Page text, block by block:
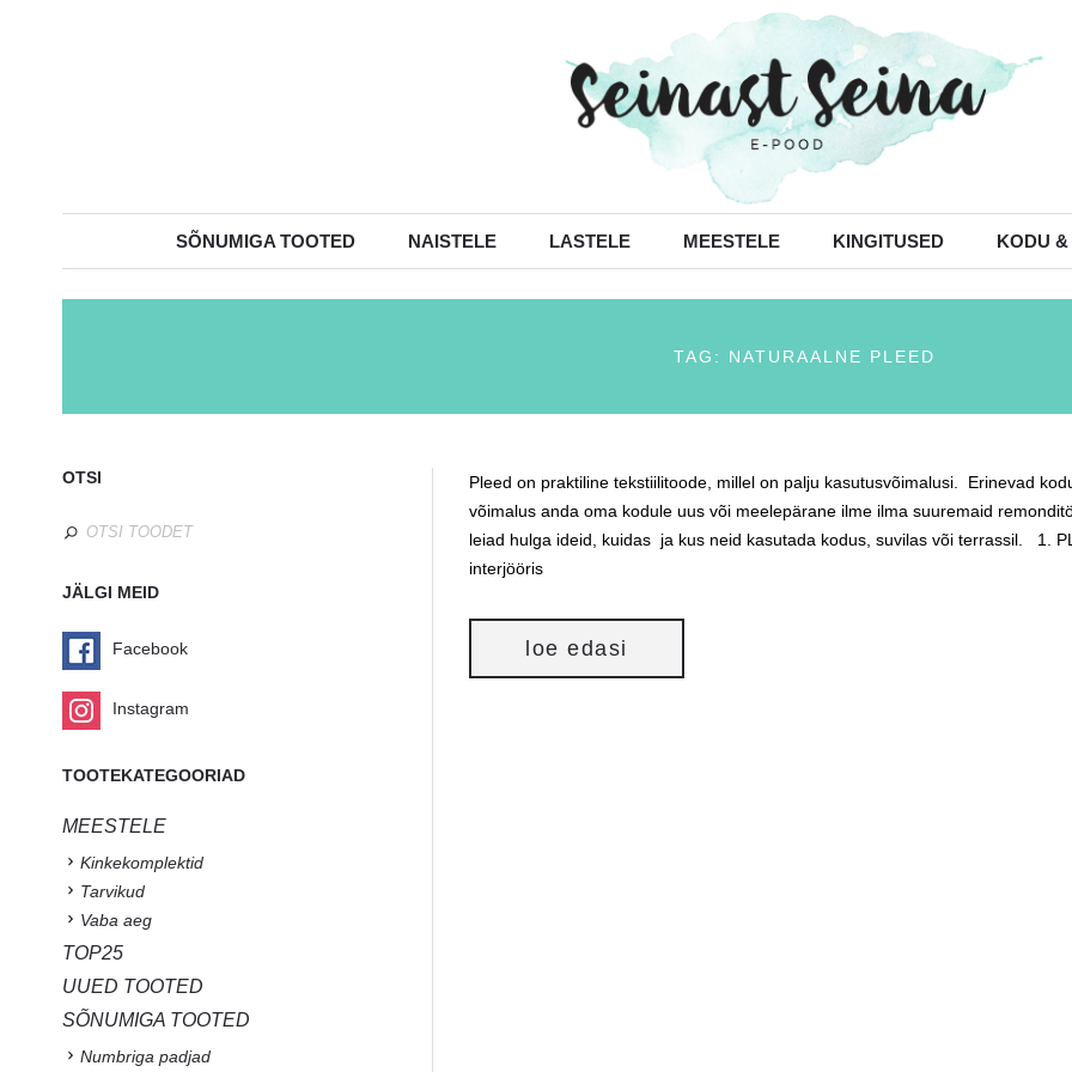
SÕNUMIGA TOOTED NAISTELE LASTELE MEESTELE KINGITUSED KODU &
TAG: NATURAALNE PLEED
Pleed on praktiline tekstiilitoode, millel on palju kasutusvõimalusi. Erinevad
võimalus anda oma kodule uus või meelepärane ilme ilma suuremaid
leiad hulga ideid, kuidas ja kus neid kasutada kodus, suvilas või terrassil. 1.
interjööris
loe edasi
OTSI
JÄLGI MEID
Facebook
Instagram
TOOTEKATEGOORIAD
MEESTELE
Kinkekomplektid
Tarvikud
Vaba aeg
TOP25
UUED TOOTED
SÕNUMIGA TOOTED
Numbriga padjad